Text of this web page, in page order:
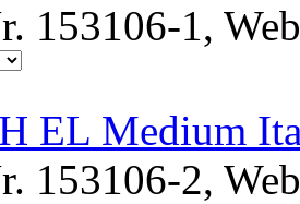
153106-1,
EL Medium
153106-2,